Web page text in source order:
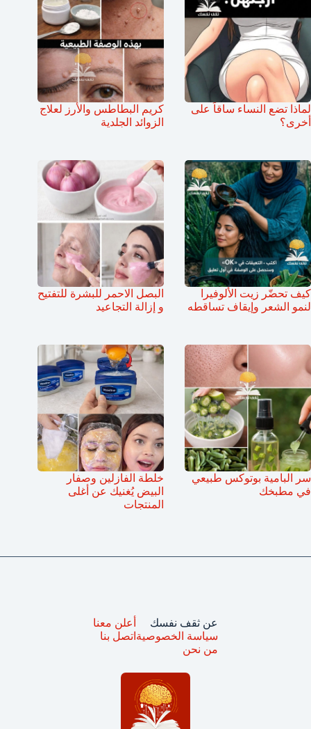
لماذا تضع النساء ساقاً على
أخرى؟
كريم البطاطس والأرز لعلاج
الزوائد الجلدية
كيف تحضّر زيت الألوفيرا
لنمو الشعر وإيقاف تساقطه
البصل الاحمر للبشرة للتفتيح
و إزالة التجاعيد
سر البامية بوتوكس طبيعي
في مطبخك
خلطة الفازلين وصفار
البيض يُغنيك عن أغلى
المنتجات
عن ثقف نفسك
سياسة الخصوصية
من نحن
أعلن معنا
اتصل بنا